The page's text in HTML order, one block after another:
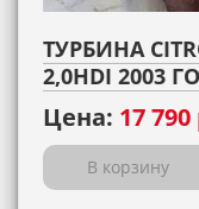
ТУРБИНА
2,0HDI 2003
Цена: 17
В корзину